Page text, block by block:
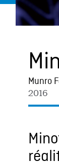
Munro
2016